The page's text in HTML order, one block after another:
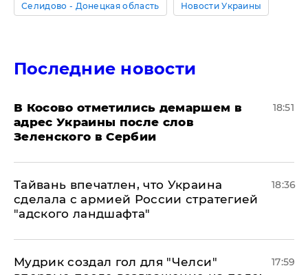
Селидово - Донецкая область Новости Украины
Последние новости
В Косово отметились демаршем в
адрес Украины после слов
Зеленского в Сербии
18:51
Тайвань впечатлен, что Украина
сделала с армией России стратегией
"адского ландшафта"
18:36
Мудрик создал гол для "Челси"
17:59